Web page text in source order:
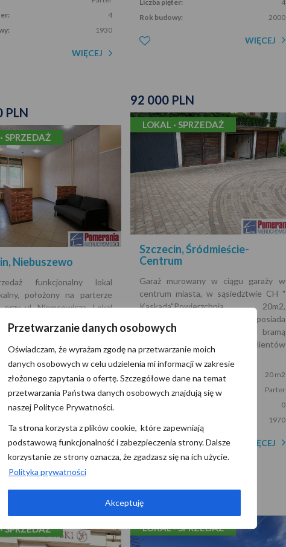
Przetwarzanie danych osobowych
Oświadczam, że wyrażam zgodę na przetwarzanie moich
danych osobowych w celu udzielenia mi informacji w zakresie
złożonego zapytania o ofertę. Szczegółowe dane na temat
przetwarzania Państwa danych osobowych znajdują się w
naszej Polityce Prywatności.
Ta strona korzysta z plików cookie, które zapewniają
podstawową funkcjonalność i zabezpieczenia strony. Dalsze
korzystanie ze strony oznacza, że zgadzasz się na ich użycie.
Polityka prywatności
Akceptuję
4
1930
WIĘCEJ
Liczba pięter:
4
Rok budowy:
2000
WIĘCEJ
92 000 PLN
LOKAL · SPRZEDAŻ
Szczecin, Śródmieście-
Centrum
Garaż murowany w ciągu garaży w
centrum miasta, w sąsiedztwie CH "
Kaskada"Powierzchnia 20m2,
podłączony prąd. Garaż posiada
kanał.Garaż otwierany ręcznie bramą
uchylną.Wielu naszych klientów
pochodzi…
Powierzchnia:
20 m2
Piętro:
Parter
0
1970
WIĘCEJ
PLN
SPRZEDAŻ
Niebuszewo
funkcjonalny lokal
położony na parterze
przy ul. Niemcewicza. Lokal
do użytkowania i nie
dużych nakładów
Przestrzeń została
34,60 m2
Parter
4
WIĘCEJ
3 599 999 PLN
LOKAL · SPRZEDAŻ
PLN
SPRZEDAŻ